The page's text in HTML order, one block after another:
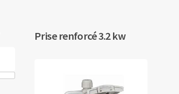
Prise renforcé 3.2 kw